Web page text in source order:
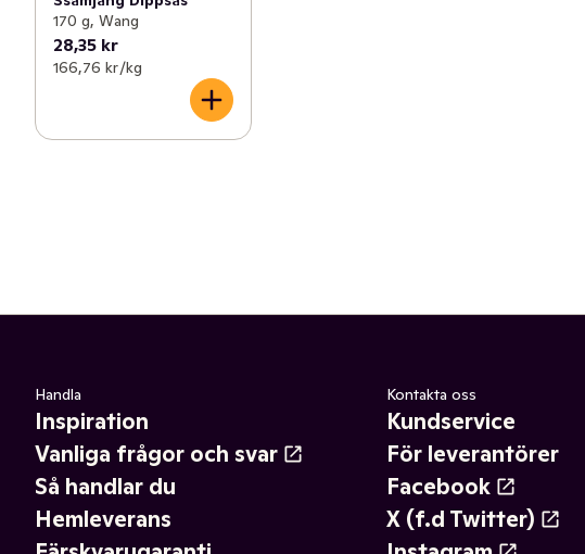
170 g, Wang
28,35 kr
166,76 kr /kg
Handla
Inspiration
Vanliga frågor och svar
Så handlar du
Hemleverans
Kontakta oss
Kundservice
För leverantörer
Facebook
X (f.d Twitter)